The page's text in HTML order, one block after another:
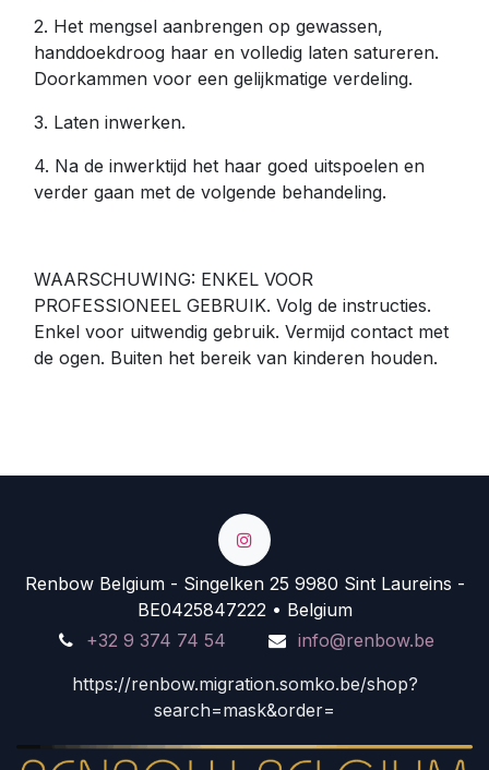
2. Het mengsel aanbrengen op gewassen,
handdoekdroog haar en volledig laten satureren.
Doorkammen voor een gelijkmatige verdeling.
3. Laten inwerken.
4. Na de inwerktijd het haar goed uitspoelen en
verder gaan met de volgende behandeling.
WAARSCHUWING: ENKEL VOOR
PROFESSIONEEL GEBRUIK. Volg de instructies.
Enkel voor uitwendig gebruik. Vermijd contact met
de ogen. Buiten het bereik van kinderen houden.
Renbow Belgium - Singelken 25 9980 Sint Laureins -
BE0425847222 • Belgium
+32 9 374 74 54
info@renbow.be
https://renbow.migration.somko.be/shop?
search=mask&order=